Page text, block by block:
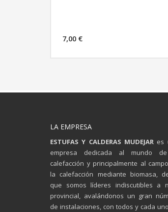
7,00 €
LA EMPRESA
ESTUFAS Y CALDERAS MUDEJAR es
empresa dedicada al mundo
calefacción y principalmente al
la calefacción mediante biomasa,
que somos líderes indiscutibles a
provincial, avalándonos un gran
de instalaciones, con todos y cada